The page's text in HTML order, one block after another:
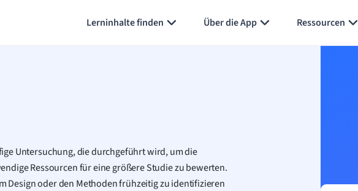
Lerninhalte finden Über die App Ressourcen
Untersuchung, die durchgeführt wird, um die
Ressourcen für eine größere Studie zu bewerten.
Design oder den Methoden frühzeitig zu identifizieren